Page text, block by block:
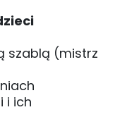
szablą (mistrz
i ich